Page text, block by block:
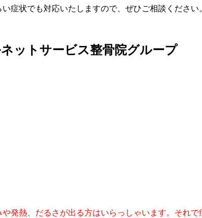
症状でも対応いたしますので、ぜひご相談ください
ットサービス整骨院グループ
発熱、だるさが出る方はいらっしゃいます。それ